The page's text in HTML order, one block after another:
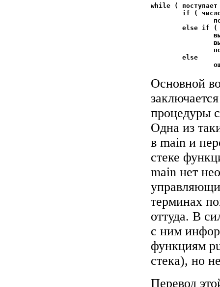
while ( поступает
	else if ( операция )
		вынуть операнды из стека
		выполнить операцию
	else
Основной
процедуры
Одна из
в main и
стеке
main нет
терминах
оттуда. В
с ним
функциям
стека), но
Перевод